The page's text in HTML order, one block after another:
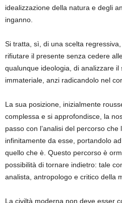
idealizzazione della natura e degli
inganno.
Si tratta, sì, di una scelta
rifiutare il presente senza cedere
qualunque ideologia, di analizzare il
immateriale, anzi radicandolo nel
La sua posizione, inizialmente
complessa e si approfondisce, la
passo con l’analisi del percorso
infinitamente da esse, portandolo
quello che è. Questo percorso è
possibilità di tornare indietro: tale
analista, antropologo e critico della
La civiltà moderna non deve esser